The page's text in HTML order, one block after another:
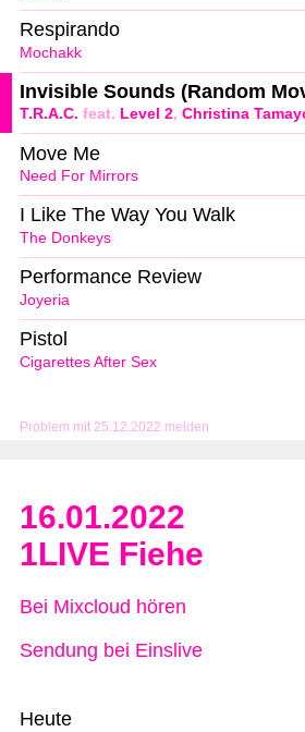
Problem mit 25.12.2022 melden
Mochakk
Respirando
T.R.A.C. feat. Level 2, Christina
Invisible Sounds (Random
Need For Mirrors
Move Me
The Donkeys
I Like The Way You Walk
Joyeria
Performance Review
Cigarettes After Sex
Pistol
16.01.2022
1LIVE Fiehe
Bei Mixcloud hören
Sendung bei Einslive
Heute